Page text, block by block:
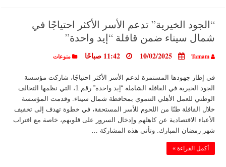
“الجود الخيرية” تدعم الأسر الأكثر احتياجًا في
شمال سيناء ضمن قافلة “إيد واحدة”
Tamam
10/02/2025 11:42 صباحًا منوعات
في إطار جهودها المستمرة لدعم الأسر الأكثر احتياجًا، شاركت مؤسسة
الجود الخيرية في القافلة الشاملة “إيد واحدة” رقم 1، التي نظمها التحالف
الوطني للعمل الأهلي التنموي بمحافظة شمال سيناء. وقدمت المؤسسة
خلال القافلة طنًا من اللحوم للأسر المستحقة، في خطوة تهدف إلى تخفيف
الأعباء الاقتصادية عن كاهلهم وإدخال السرور على قلوبهم، خاصة مع اقتراب
شهر رمضان المبارك. وتأتي هذه المشاركة …
أكمل القراءة »